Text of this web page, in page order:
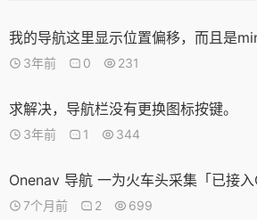
我的导航这里显示位置偏移，而且是
3年前 0 231
求解决，导航栏没有更换图标按键。
3年前 1 344
Onenav 导航 一为火车头采集「已接入
7个月前 2 699